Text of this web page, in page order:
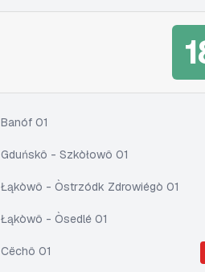
Banóf 01
Gduńskô - Szkòłowô 01
Łąkòwô - Òstrzódk Zdrowiégò 01
Łąkòwô - Òsedlé 01
Cëchô 01